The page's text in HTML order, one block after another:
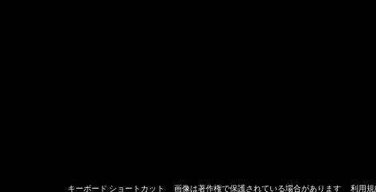
キーボード ショートカット 画像は著作権で保護されている場合があります 利用規